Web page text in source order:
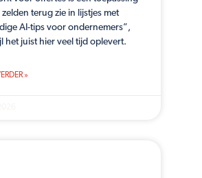
zelden terug zie in lijstjes met
AI-tips voor ondernemers”,
het juist hier veel tijd oplevert.
»